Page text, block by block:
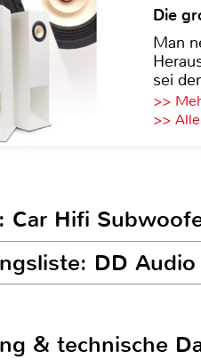
Die
Man
sei
>>
>>
Car Hifi
DD
& technische